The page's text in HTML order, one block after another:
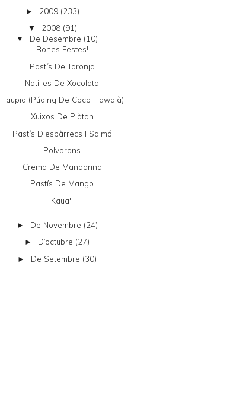
► 2009 (233)
▼ 2008 (91)
▼ De Desembre (10)
Bones Festes!
Pastís De Taronja
Natilles De Xocolata
Haupia (púding De Coco Hawaià)
Xuixos De Plàtan
Pastís D'espàrrecs I Salmó
Polvorons
Crema De Mandarina
Pastís De Mango
Kaua'i
► De Novembre (24)
► D’octubre (27)
► De Setembre (30)